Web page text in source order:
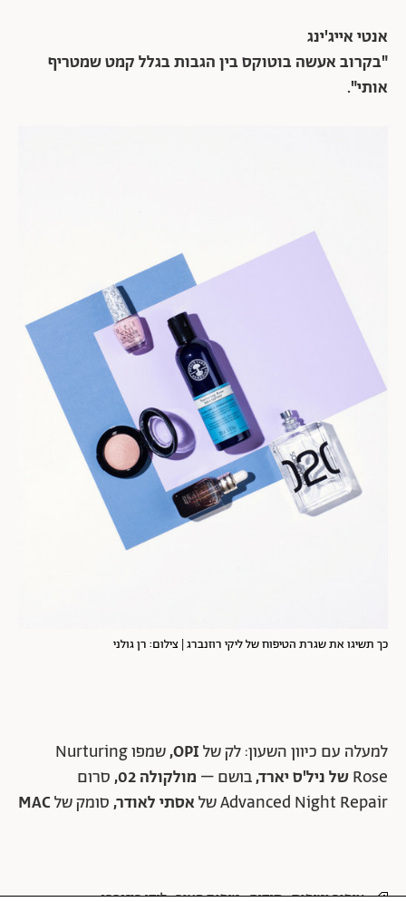
אנטי אייג'ינג
"בקרוב אעשה בוטוקס בין הגבות בגלל קמט שמטריף
אותי".
כך תשיגו את שגרת הטיפוח של ליקי רוזנברג | צילום: רן גולני
למעלה עם כיוון השעון:לק שלOPI,
שמפו Nurturing
Roseשל ניל'ס יארד,בושם – מולקולה 02,
סרום
Advanced Night Repair של
אסתי לאודר,סומק שלMAC